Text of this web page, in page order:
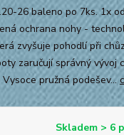
26 baleno po 7ks. 1x
ochrana nohy -
zvyšuje pohodlí při
zaručují správný vývoj
pružná podešev...
Skladem > 6